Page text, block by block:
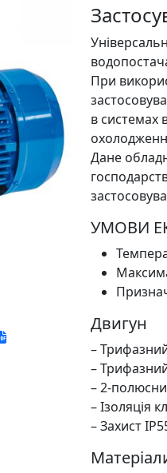
При
в системах
Дане
УМОВИ
Двигун
–
–
– 2-
– Ізоляція
– Захист